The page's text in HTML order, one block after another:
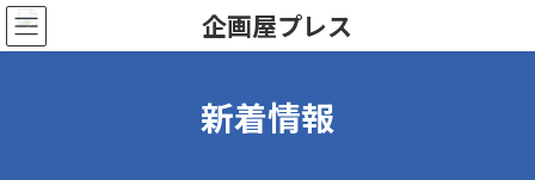
コ
ン
ナ
ビ
新着情報